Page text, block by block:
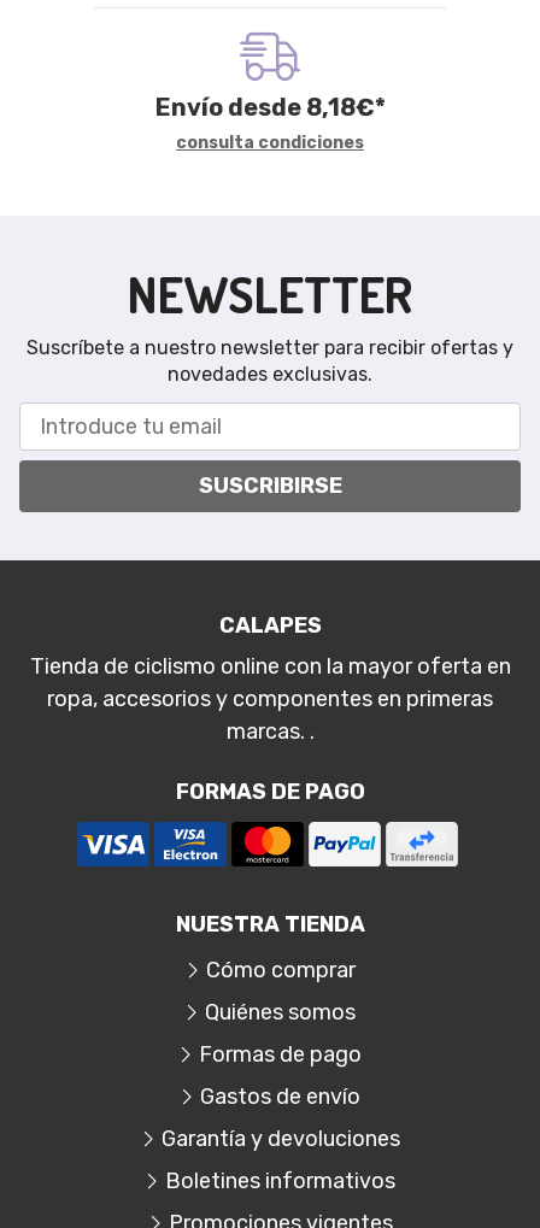
Envío desde 8,18€*
consulta condiciones
NEWSLETTER
Suscríbete a nuestro newsletter para recibir ofertas y
novedades exclusivas.
SUSCRIBIRSE
CALAPES
Tienda de ciclismo online con la mayor oferta en
ropa, accesorios y componentes en primeras
marcas. .
FORMAS DE PAGO
NUESTRA TIENDA
Cómo comprar
Quiénes somos
Formas de pago
Gastos de envío
Garantía y devoluciones
Boletines informativos